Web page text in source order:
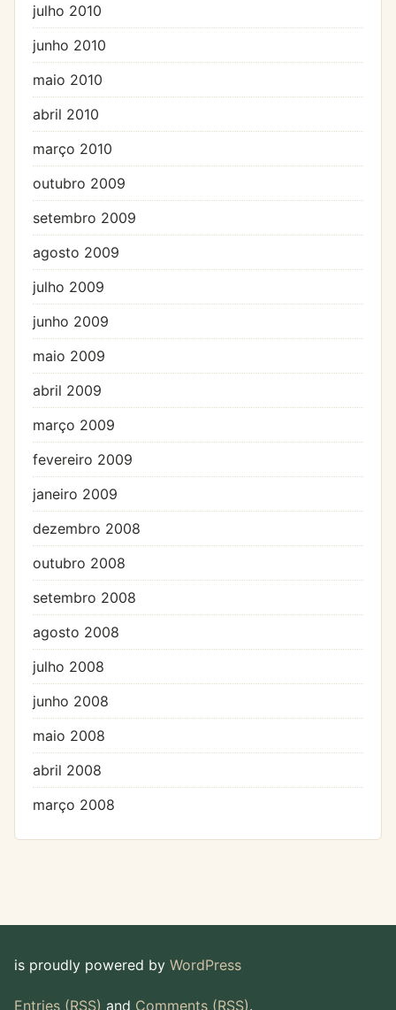
julho 2010
junho 2010
maio 2010
abril 2010
março 2010
outubro 2009
setembro 2009
agosto 2009
julho 2009
junho 2009
maio 2009
abril 2009
março 2009
fevereiro 2009
janeiro 2009
dezembro 2008
outubro 2008
setembro 2008
agosto 2008
julho 2008
junho 2008
maio 2008
abril 2008
março 2008
is proudly powered by WordPress
Entries (RSS) and Comments (RSS).